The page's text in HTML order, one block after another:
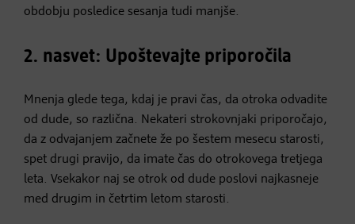
obdobju posledice sesanja tudi manjše.
2. nasvet: Upoštevajte priporočila
Mnenja glede tega, kdaj je pravi čas, da otroka odvadite
od dude, so različna. Nekateri strokovnjaki priporočajo,
da z odvajanjem začnete že po šestem mesecu starosti,
spet drugi pravijo, da imate čas do otrokovega tretjega
leta. Vsekakor naj se otrok od dude poslovi najkasneje
med drugim in četrtim letom starosti.